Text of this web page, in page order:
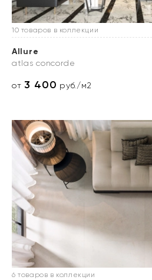
10 товаров в коллекции
Allure
atlas concorde
от3 400 руб./м2
6 товаров в коллекции